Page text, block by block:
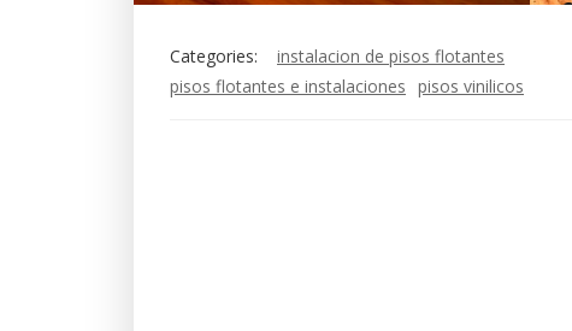
Categories:
instalacion de pisos flotantes
pisos flotantes e instalaciones pisos vinilicos